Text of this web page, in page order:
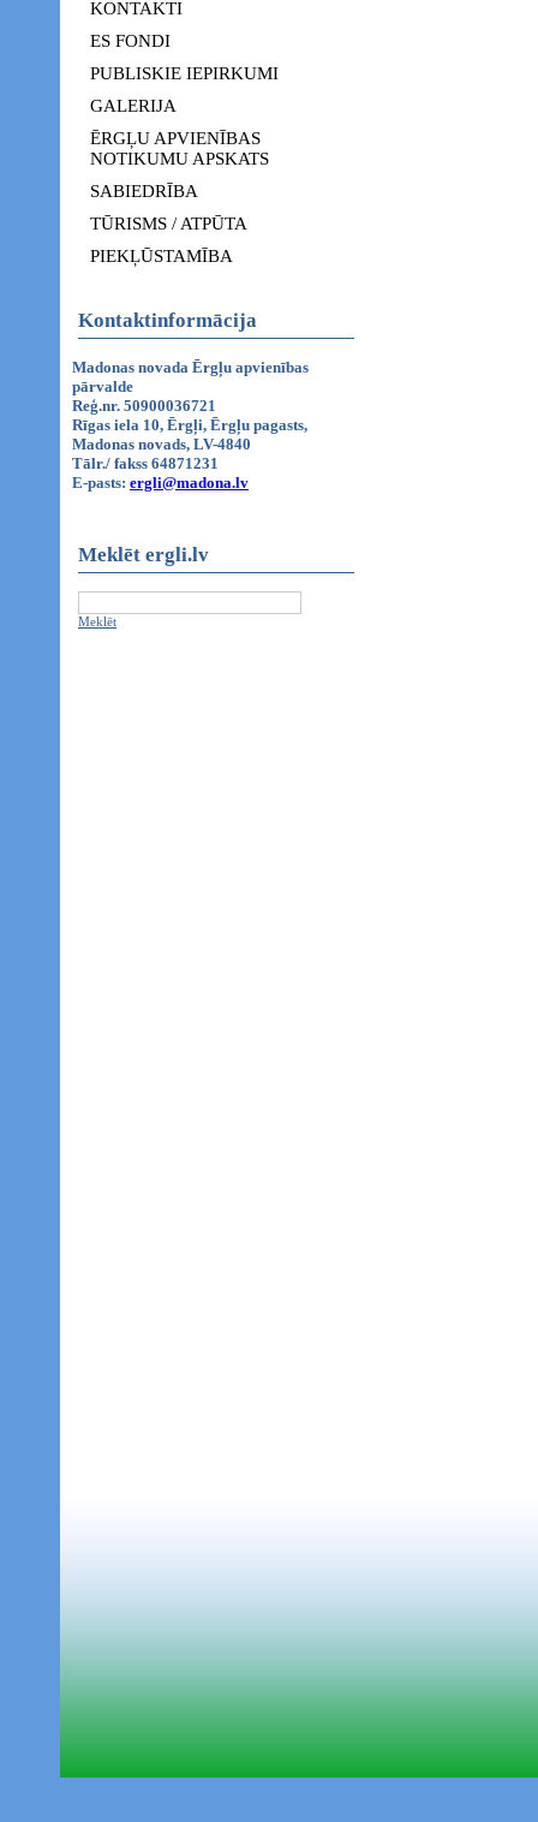
KONTAKTI
ES FONDI
PUBLISKIE IEPIRKUMI
GALERIJA
ĒRGĻU APVIENĪBAS
NOTIKUMU APSKATS
SABIEDRĪBA
TŪRISMS / ATPŪTA
PIEKĻŪSTAMĪBA
Kontaktinformācija
Madonas novada Ērgļu apvienības
pārvalde
Reģ.nr. 50900036721
Rīgas iela 10, Ērgļi, Ērgļu pagasts,
Madonas novads, LV-4840
Tālr./ fakss 64871231
E-pasts: ergli@madona.lv
Meklēt ergli.lv
Meklēt